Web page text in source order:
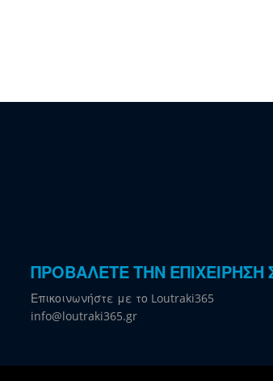
ΠΡΟΒΑΛΕΤΕ ΤΗΝ ΕΠΙΧΕΙΡΗΣΗ
Επικοινωνήστε με το Loutraki365
info@loutraki365.gr